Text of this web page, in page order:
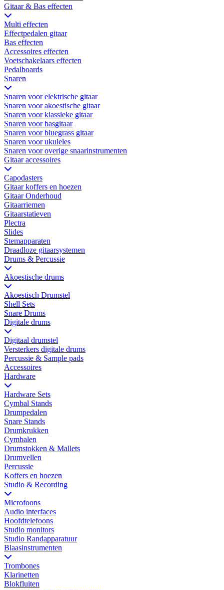
Gitaar & Bas effecten
Multi effecten
Effectpedalen gitaar
Bas effecten
Accessoires effecten
Voetschakelaars effecten
Pedalboards
Snaren
Snaren voor elektrische gitaar
Snaren voor akoestische gitaar
Snaren voor klassieke gitaar
Snaren voor basgitaar
Snaren voor bluegrass gitaar
Snaren voor ukuleles
Snaren voor overige snaarinstrumenten
Gitaar accessoires
Capodasters
Gitaar koffers en hoezen
Gitaar Onderhoud
Gitaarriemen
Gitaarstatieven
Plectra
Slides
Stemapparaten
Draadloze gitaarsystemen
Drums & Percussie
Akoestische drums
Akoestisch Drumstel
Shell Sets
Snare Drums
Digitale drums
Digitaal drumstel
Versterkers digitale drums
Percussie & Sample pads
Accessoires
Hardware
Hardware Sets
Cymbal Stands
Drumpedalen
Snare Stands
Drumkrukken
Cymbalen
Drumstokken & Mallets
Drumvellen
Percussie
Koffers en hoezen
Studio & Recording
Microfoons
Audio interfaces
Hoofdtelefoons
Studio monitors
Studio Randapparatuur
Blaasinstrumenten
Trombones
Klarinetten
Blokfluiten